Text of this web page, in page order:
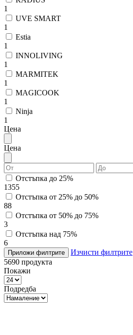
1
UVE SMART
1
Estia
1
INNOLIVING
1
MARMITEK
1
MAGICOOK
1
Ninja
1
Цена
Цена
Отстъпка до 25%
1355
Отстъпка от 25% до 50%
88
Отстъпка от 50% до 75%
3
Отстъпка над 75%
6
Приложи филтрите
Изчисти филтрите
5690 продукта
Покажи
Подредба